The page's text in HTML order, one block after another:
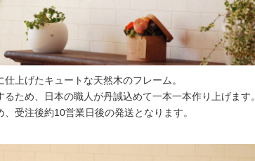
仕上げたキュートな天然木のフレーム。
るため、日本の職人が丹誠込めて一本一本作り上げます
受注後約10営業日後の発送となります。